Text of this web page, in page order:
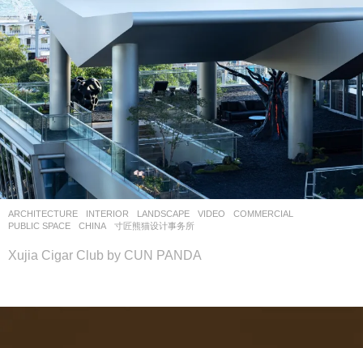
ARCHITECTURE INTERIOR LANDSCAPE VIDEO COMMERCIAL
PUBLIC SPACE
CHINA 寸匠熊猫设计事务所
Xujia Cigar Club by CUN PANDA